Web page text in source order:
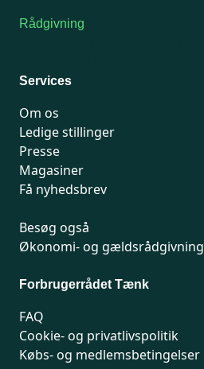
Rådgivning
Services
Om os
Ledige stillinger
Presse
Magasiner
Få nyhedsbrev
Besøg også
Økonomi- og gældsrådgivning
Forbrugerrådet Tænk
FAQ
Cookie- og privatlivspolitik
Købs- og medlemsbetingelser